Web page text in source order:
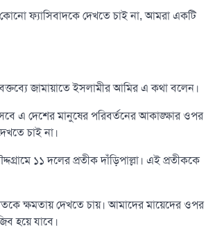
ফ্যাসিবাদকে দেখতে চাই না, আমরা একটি
জামায়াতে ইসলামীর আমির এ কথা বলেন।
এ দেশের মানুষের পরিবর্তনের আকাঙ্ক্ষার ওপর
চাই না।
১১ দলের প্রতীক দাঁড়িপাল্লা। এই প্রতীককে
ক্ষমতায় দেখতে চায়। আমাদের মায়েদের ওপর
হয়ে যাবে।